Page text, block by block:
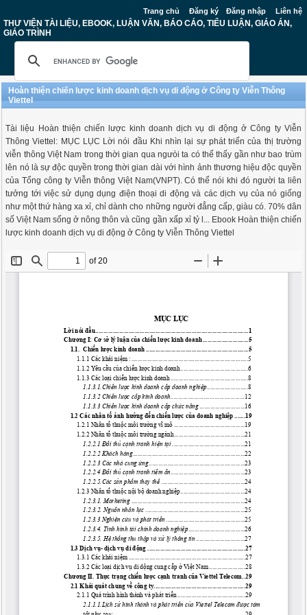
Trang chủ Đăng ký Đăng nhập Liên hệ
THƯ VIỆN TÀI LIỆU, EBOOK, LUẬN VĂN, BÁO CÁO, TIỂU LUẬN, GIÁO ÁN,
GIÁO TRÌNH
Hoàn thiện chiến lược kinh doanh dịch vụ di động ở Công ty Viễn Thông
Viettel
Tài liệu Hoàn thiện chiến lược kinh doanh dịch vụ di động ở Công ty Viễn
Thông Viettel: MỤC LỤC Lời nói đầu Khi nhìn lại sự phát triển của thị trường
viễn thông Việt Nam trong thời gian qua ngưòi ta có thể thấy gần như bao trùm
lên nó là sự độc quyền trong thời gian dài với hình ảnh thương hiệu độc quyền
của Tổng công ty Viễn thông Việt Nam(VNPT). Có thể nói khi đó người ta liên
tưởng tới việc sử dụng dụng điện thoại di động và các dịch vụ của nó giống
như một thứ hàng xa xỉ, chỉ dành cho những người đẳng cấp, giàu có. 70% dân
số Việt Nam sống ở nông thôn và cũng gần xấp xỉ tỷ l... Ebook Hoàn thiện chiến
lược kinh doanh dịch vụ di động ở Công ty Viễn Thông Viettel